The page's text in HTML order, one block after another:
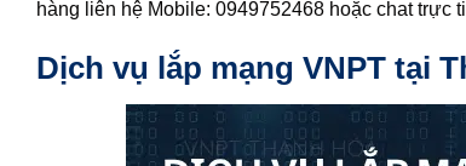
hàng liên hệ Mobile: 0949752468 hoặc chat trực
Dịch vụ lắp mạng VNPT tại